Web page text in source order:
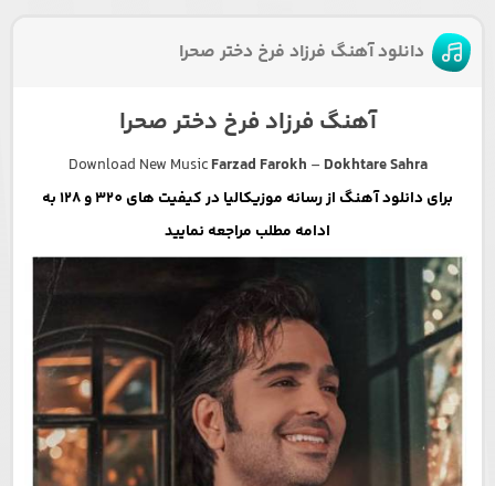
دانلود آهنگ فرزاد فرخ دختر صحرا
آهنگ فرزاد فرخ دختر صحرا
Download New MusicFarzad Farokh – Dokhtare Sahra
برای دانلود آهنگ از رسانه موزیکالیا در کیفیت های 320 و 128 به
ادامه مطلب مراجعه نمایید